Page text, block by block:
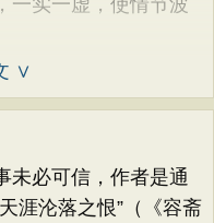
一实一虚，使情节波
∨
必可信，作者是通
涯沦落之恨”（《容斋